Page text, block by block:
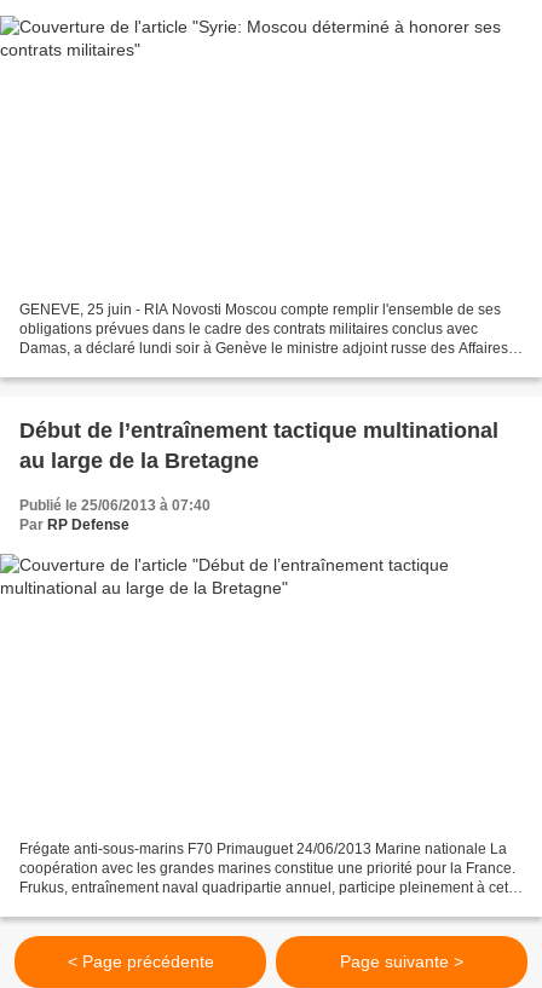
GENEVE, 25 juin - RIA Novosti Moscou compte remplir l'ensemble de ses
obligations prévues dans le cadre des contrats militaires conclus avec
Damas, a déclaré lundi soir à Genève le ministre adjoint russe des Affaires
Début de l’entraînement tactique multinational
au large de la Bretagne
Publié le 25/06/2013 à 07:40
Par RP Defense
Frégate anti-sous-marins F70 Primauguet 24/06/2013 Marine nationale La
coopération avec les grandes marines constitue une priorité pour la France.
Frukus, entraînement naval quadripartie annuel, participe pleinement à cet
< Page précédente Page suivante >